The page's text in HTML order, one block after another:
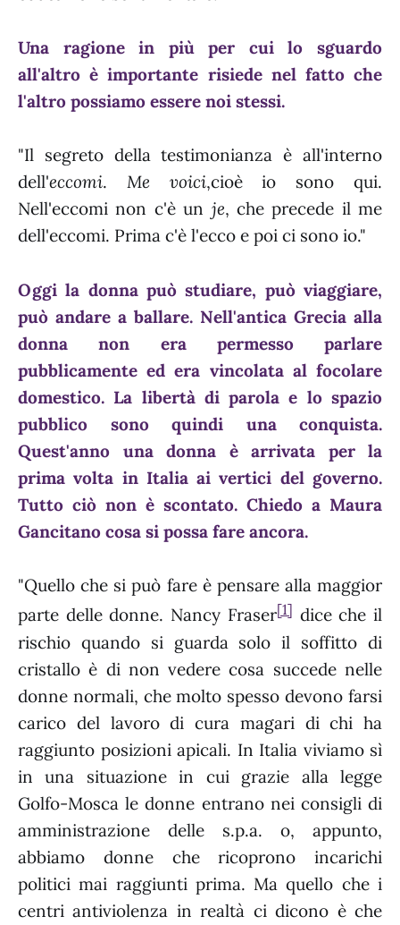
Una ragione in più per cui lo sguardo
all'altro è importante risiede nel fatto che
l'altro possiamo essere noi stessi.
"Il segreto della testimonianza è all'interno
dell'eccomi. Me voici,cioè io sono qui.
Nell'eccomi non c'è un je, che precede il me
dell'eccomi. Prima c'è l'ecco e poi ci sono io."
Oggi la donna può studiare, può viaggiare,
può andare a ballare. Nell'antica Grecia alla
donna non era permesso parlare
pubblicamente ed era vincolata al focolare
domestico. La libertà di parola e lo spazio
pubblico sono quindi una conquista.
Quest'anno una donna è arrivata per la
prima volta in Italia ai vertici del governo.
Tutto ciò non è scontato. Chiedo a Maura
Gancitano cosa si possa fare ancora.
"Quello che si può fare è pensare alla maggior
parte delle donne. Nancy Fraser[1] dice che il
rischio quando si guarda solo il soffitto di
cristallo è di non vedere cosa succede nelle
donne normali, che molto spesso devono farsi
carico del lavoro di cura magari di chi ha
raggiunto posizioni apicali. In Italia viviamo sì
in una situazione in cui grazie alla legge
Golfo-Mosca le donne entrano nei consigli di
amministrazione delle s.p.a. o, appunto,
abbiamo donne che ricoprono incarichi
politici mai raggiunti prima. Ma quello che i
centri antiviolenza in realtà ci dicono è che